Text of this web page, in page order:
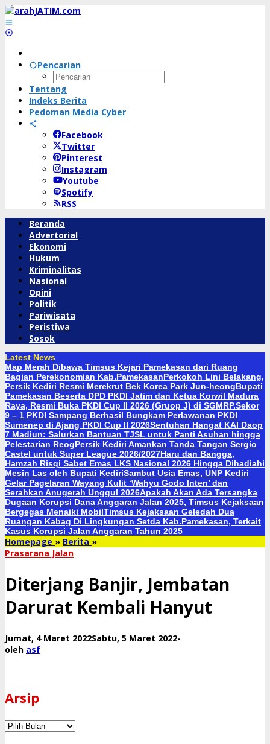
Lewati
ke
konten
Pencarian
Tentang
Indeks Berita
Pedoman Media Cyber
Facebook
Twitter
Pinterest
Instagram
Youtube
Spotify
RSS
Beranda
Advertorial
Ekonomi
Hukum
Kriminalitas
Nasional
Opini
Politik
Pariwisata
Peristiwa
Sosok
Latest News
Map Merah Dibawa Timsus Kejari Pamekasan dari Ruang
Bagian Perekonomian Kab.PamekasanPerkokoh Lini Belakang,
Persik Kediri Resmi Merekrut Bek Korea Park Jun-heongBupati
Pamekasan Beserta DPD PKDI Jatim dan Ketua Korwil Madura
Raya, Resmi Buka PKDI Cup II 2026 (Gruop J) di SGMRP.Sekor
9 – 1 PKDI Sampang Berhasil Bungkam Perlawanan PKDI
Sumenep di Ajang PKDI Cup II 2026Sentuhan Hangat KAI Daop
7 Madiun: Salurkan Bantuan TJSL untuk Panti Asuhan hingga
Pelestarian ReogPersik Kediri Amankan Tanda Tangan Sergio
Castel untuk Super League 2026/2027Haru dan Bangga,
Hamzah Risqi Sabet Emas LKS Nasional 2026 Hingga Dihadiahi
Mesin Las oleh Bupati KediriSambut Usia Emas, UNP Kediri
Gelar Pagelaran Wayang Kulit ‘Wahyu Godo Inten’ dan
Serahkan Anugerah Unggul 2026Apakah Akan Ada Tersangka
Dugaan Korupsi Dana Anggaran Jalan 2025, Timsus Kejaksaan
Bergegas Menaiki MobilTimsus Kejaksaan Geledah Dua
Ruangan Kabag Di Lingkungan Setda Kab.Pamekasan, Terkait
Kasus Korupsi Jalan Anggaran Tahun 2025
Homepage » Berita »Diterjang
Darurat
Kembali
Hanyut
Prasarana Jalan
Diterjang Banjir, Jembatan
Darurat Kembali Hanyut
Jumat, 4 Maret 2022Sabtu, 5 Maret 2022oleh
-
oleh asf
Arsip
Arsip